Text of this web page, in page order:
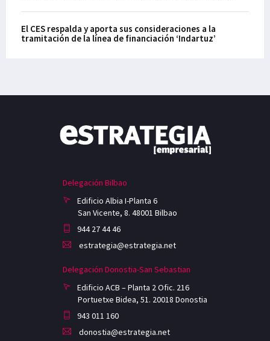
El CES respalda y aporta sus consideraciones a la
tramitación de la línea de financiación ‘Indartuz’
Delegación Bilbao
Edificio Albia I-Planta 6
San Vicente, 8. 48001 Bilbao
944 27 44 46
estrategia@estrategia.net
Delegación Donostia-San Sebastian
Edificio ACB – Planta 2 Ofic. 216
Portuetxe Bidea, 51. 20018 Donostia
943 011 160
donostia@estrategia.net